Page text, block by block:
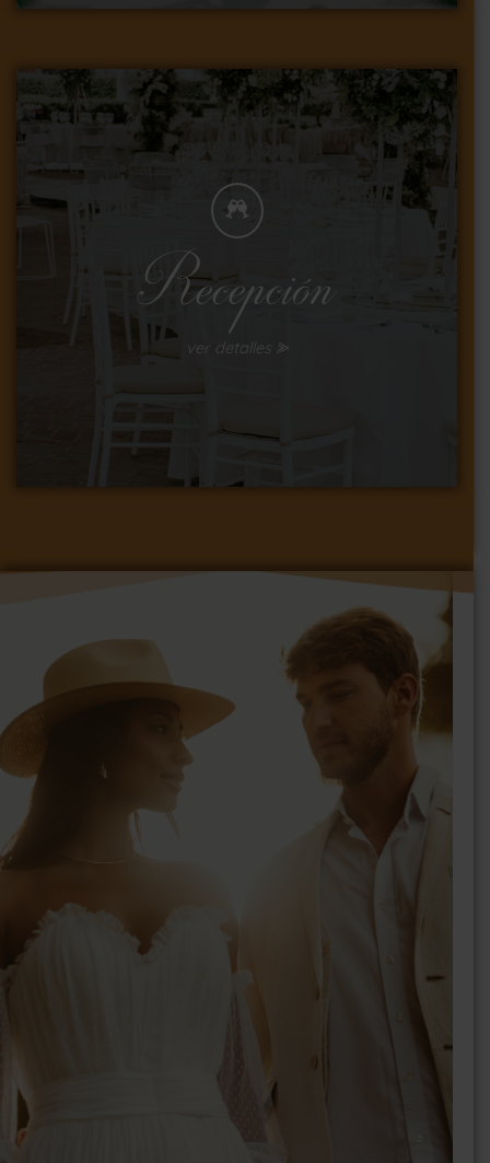
Recepción
ver detalles ⪢